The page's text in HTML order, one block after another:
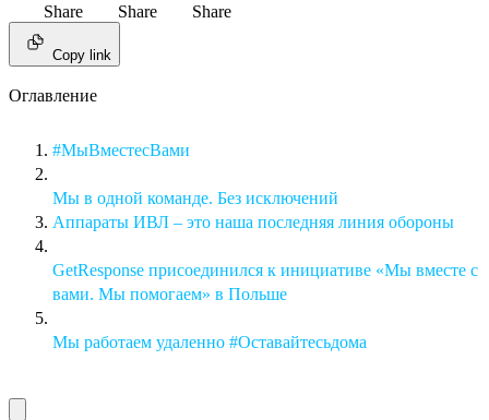
Share Share Share
Copy link
Оглавление
#МыВместесВами
Мы в одной команде. Без исключений
Аппараты ИВЛ – это наша последняя линия обороны
GetResponse присоединился к инициативе «Мы вместе с
вами. Мы помогаем» в Польше
Мы работаем удаленно #Оставайтесьдома